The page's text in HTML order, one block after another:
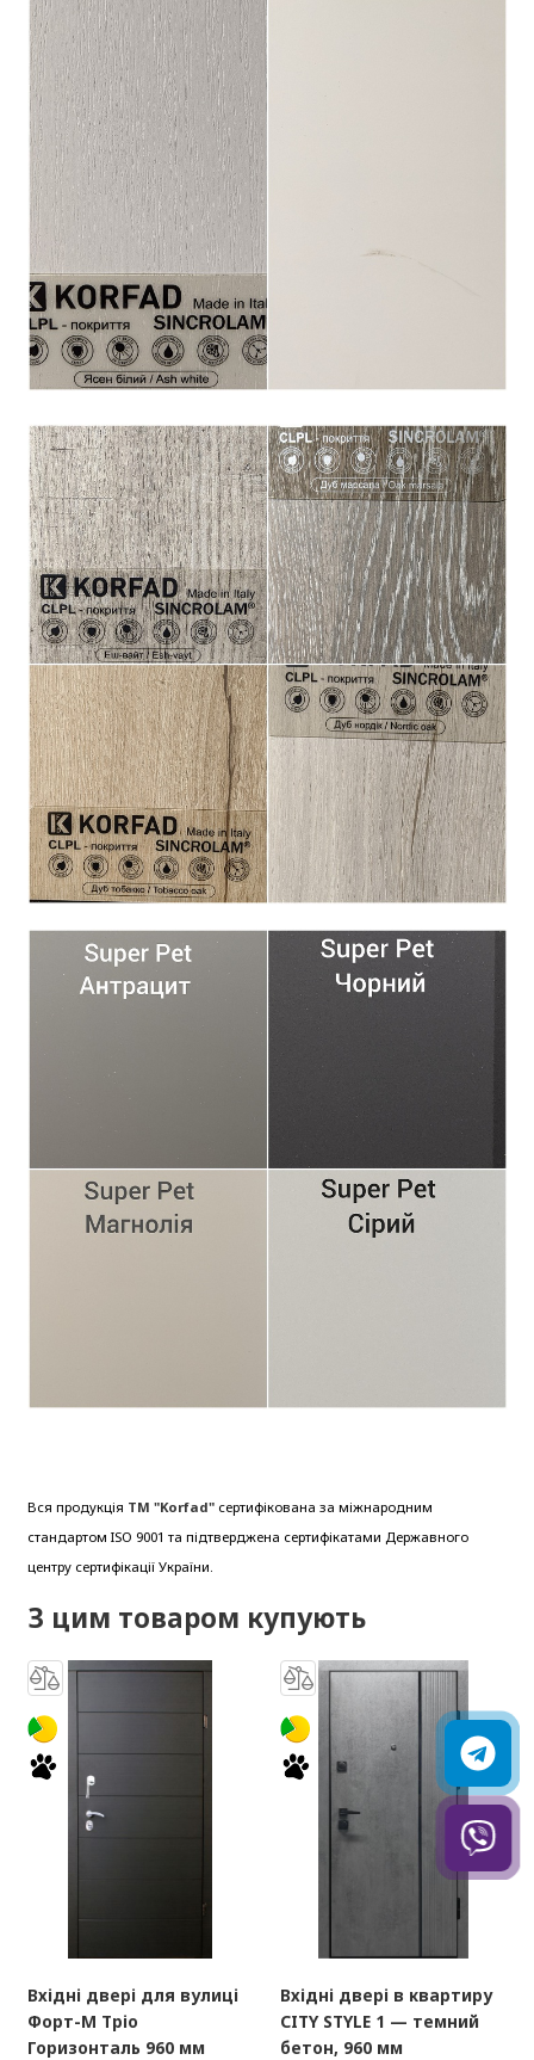
Вся продукція ТМ "Korfad"сертифікована за міжнародним
стандартом ISO 9001 та підтверджена сертифікатами Державного
центру сертифікації України.
З цим товаром купують
Вхідні двері для вулиці
Форт-М Тріо
Горизонталь 960 мм
Вхідні двері в квартиру
CITY STYLE 1 — темний
бетон, 960 мм